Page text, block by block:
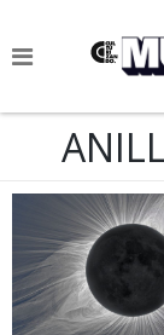
NOTICIAS
CIENCIA Y
VIDA
SOCIEDAD